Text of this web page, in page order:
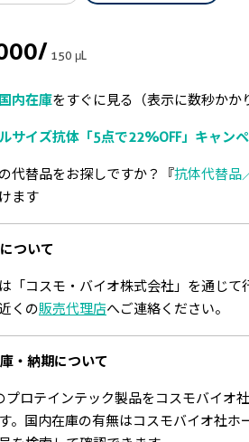
/150 μL
国内在庫をすぐに見る（表示に数秒かか
サイズ抗体「5点で22%OFF」キャン
代替品をお探しですか？『抗体代替品
ます
ついて
「コスモ・バイオ株式会社」を通じて
くの販売代理店へご連絡ください。
・納期について
プロテインテック製品をコスモバイオ
。国内在庫の有無はコスモバイオ社ホ